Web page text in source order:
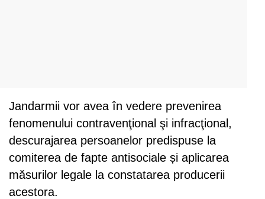
Jandarmii vor avea în vedere prevenirea
fenomenului contravenţional şi infracţional,
descurajarea persoanelor predispuse la
comiterea de fapte antisociale și aplicarea
măsurilor legale la constatarea producerii
acestora.